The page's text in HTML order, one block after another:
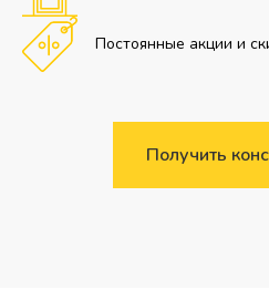
Постоянные акции и
Получить